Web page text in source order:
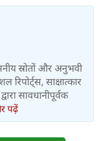
स्रोतों और अनुभवी
रिपोर्ट्स, साक्षात्कार
सावधानीपूर्वक
पढ़ें